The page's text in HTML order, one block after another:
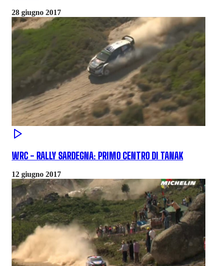
28 giugno 2017
WRC - RALLY SARDEGNA: PRIMO CENTRO DI TANAK
12 giugno 2017